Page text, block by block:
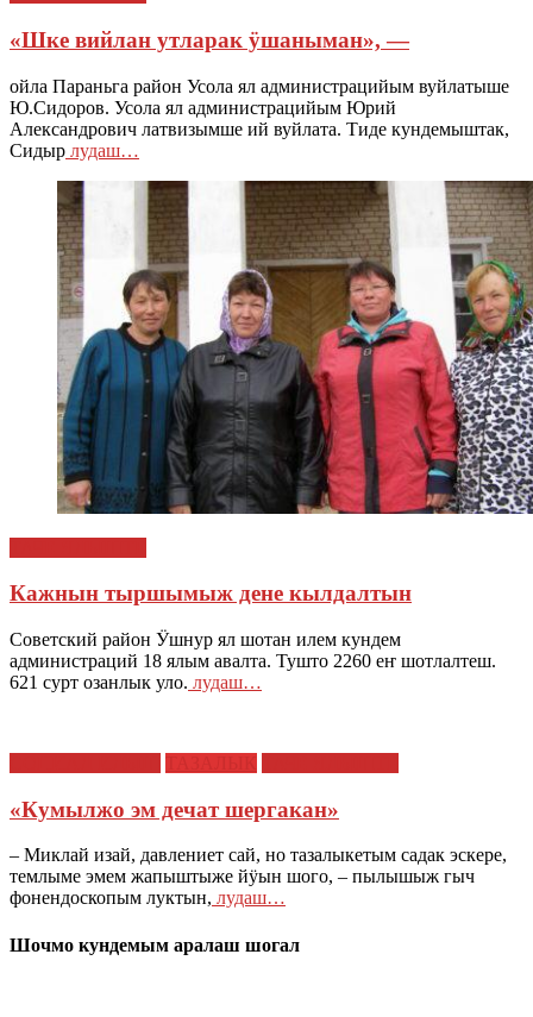
«Шке вийлан утларак ӱшаныман», —
ойла Параньга район Усола ял администрацийым вуйлатыше
Ю.Сидоров. Усола ял администрацийым Юрий
Александрович латвизымше ий вуйлата. Тиде кундемыштак,
Сидыр лудаш…
Кажнын тыршымыж дене кылдалтын
Советский район Ӱшнур ял шотан илем кундем
администраций 18 ялым авалта. Тушто 2260 еҥ шотлалтеш.
621 сурт озанлык уло. лудаш…
«Кумылжо эм дечат шергакан»
– Миклай изай, давлениет сай, но тазалыкетым садак эскере,
темлыме эмем жапыштыже йӱын шого, – пылышыж гыч
фонендоскопым луктын, лудаш…
Шочмо кундемым аралаш шогал